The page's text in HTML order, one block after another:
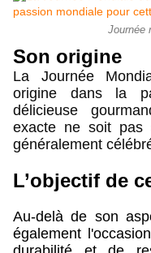
Journée
Son origine
La Journée
origine dans la
délicieuse
exacte ne soit pas
généralement
L’objectif de
Au-delà de son
également